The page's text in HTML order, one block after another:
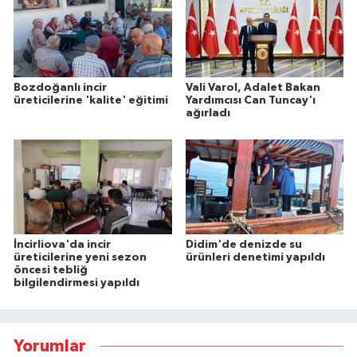
Bozdoğanlı incir
üreticilerine 'kalite' eğitimi
Vali Varol, Adalet Bakan
Yardımcısı Can Tuncay'ı
ağırladı
İncirliova'da incir
üreticilerine yeni sezon
öncesi tebliğ
bilgilendirmesi yapıldı
Didim'de denizde su
ürünleri denetimi yapıldı
Yorumlar